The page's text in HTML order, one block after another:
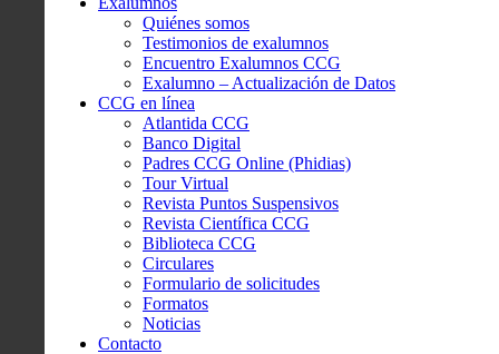
Quiénes somos
Testimonios de exalumnos
Encuentro Exalumnos CCG
Exalumno – Actualización de Datos
CCG en línea
Atlantida CCG
Banco Digital
Padres CCG Online (Phidias)
Tour Virtual
Revista Puntos Suspensivos
Revista Científica CCG
Biblioteca CCG
Circulares
Formulario de solicitudes
Formatos
Noticias
Contacto